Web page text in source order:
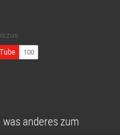
anderes zum